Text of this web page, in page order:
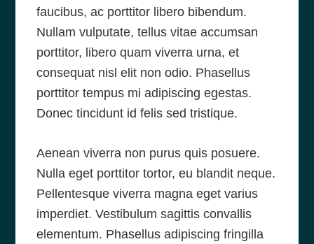
faucibus, ac porttitor libero bibendum.
Nullam vulputate, tellus vitae accumsan
porttitor, libero quam viverra urna, et
consequat nisl elit non odio. Phasellus
porttitor tempus mi adipiscing egestas.
Donec tincidunt id felis sed tristique.
Aenean viverra non purus quis posuere.
Nulla eget porttitor tortor, eu blandit neque.
Pellentesque viverra magna eget varius
imperdiet. Vestibulum sagittis convallis
elementum. Phasellus adipiscing fringilla